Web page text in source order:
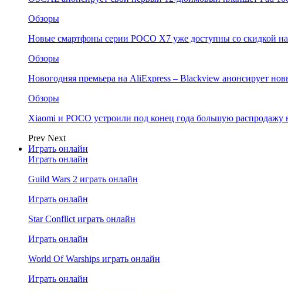
Обзоры
Новые смартфоны серии POCO X7 уже доступны со скидкой
Обзоры
Новогодняя премьера на AliExpress – Blackview анонсирует
Обзоры
Xiaomi и POCO устроили под конец года большую распродажу
Prev Next
Играть онлайн
Играть онлайн
Guild Wars 2 играть онлайн
Играть онлайн
Star Conflict играть онлайн
Играть онлайн
World Of Warships играть онлайн
Играть онлайн